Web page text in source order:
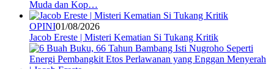
Muda dan Kop…
OPINI01/08/2026
Jacob Ereste | Misteri Kematian Si Tukang Kritik